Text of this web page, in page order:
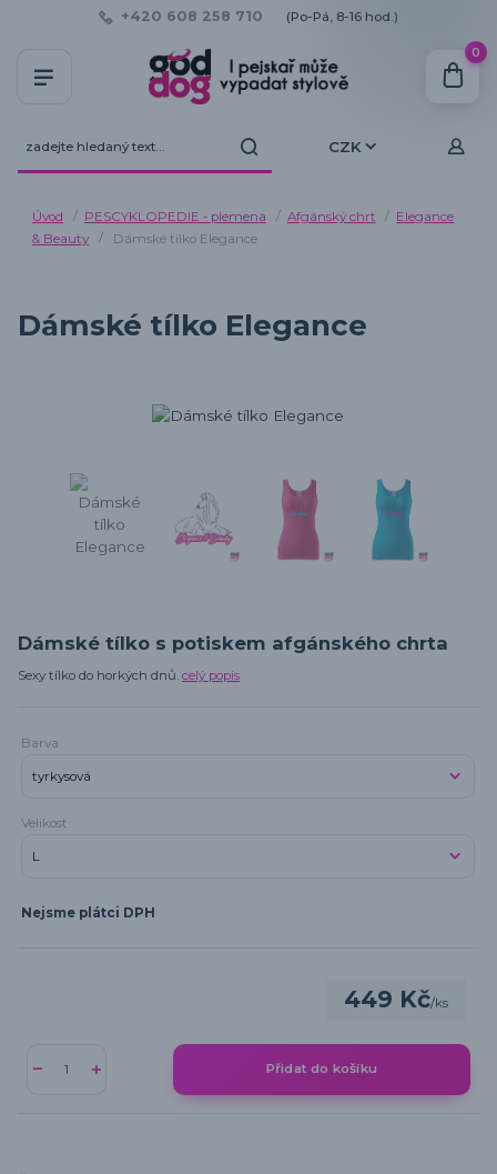
CZK
+420 608 258 710 (Po-Pá, 8-16 hod.)
0
Úvod PESCYKLOPEDIE - plemena Afgánský chrt
Elegance
& Beauty
Dámské tílko Elegance
Dámské tílko Elegance
Dámské tílko s potiskem afgánského chrta
Sexy tílko do horkých dnů. celý popis
Barva
Velikost
Nejsme plátci DPH
449 Kč/ks
Přidat do košíku